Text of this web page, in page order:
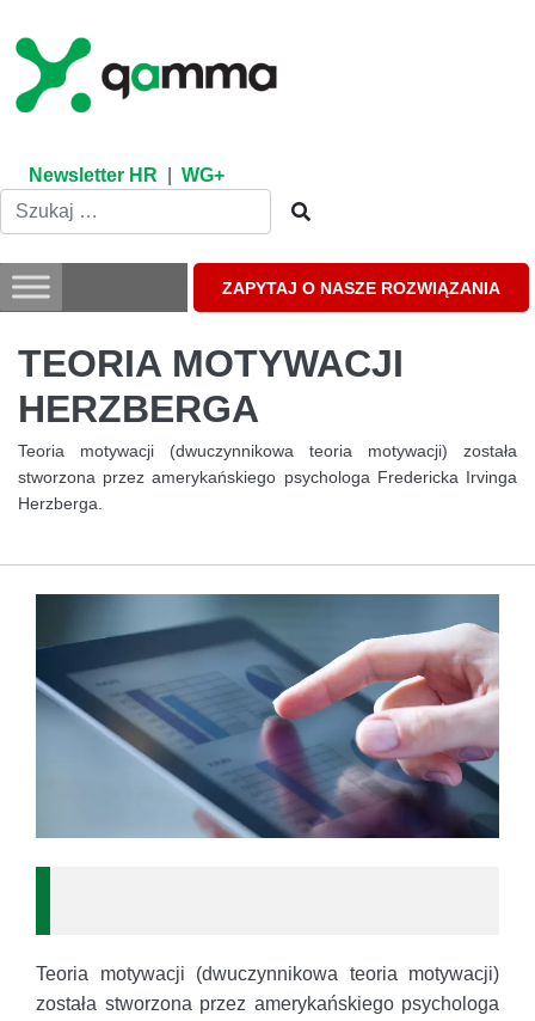
content
Newsletter HR WG+
ZAPYTAJ O NASZE ROZWIĄZANIA
TEORIA MOTYWACJI
HERZBERGA
Teoria motywacji (dwuczynnikowa teoria motywacji) została
stworzona przez amerykańskiego psychologa Fredericka Irvinga
Herzberga.
Teoria motywacji (dwuczynnikowa teoria motywacji)
została stworzona przez amerykańskiego psychologa